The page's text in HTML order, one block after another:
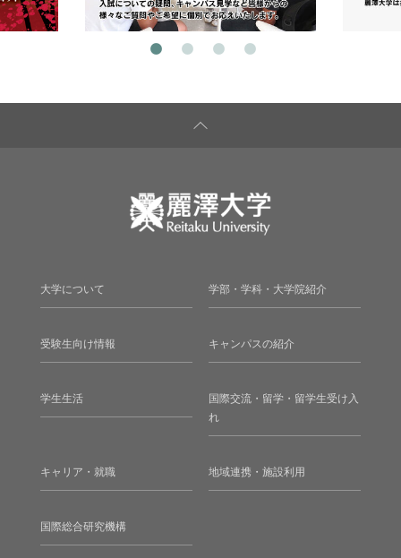
大学について 学部・学科・大学院紹介
受験生向け情報 キャンパスの紹介
学生生活
国際交流・留学・留学生受け入
れ
キャリア・就職 地域連携・施設利用
国際総合研究機構